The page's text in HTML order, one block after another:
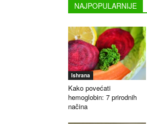
NAJPOPULARNIJE
Ishrana
Kako povećati
hemoglobin: 7 prirodnih
načina